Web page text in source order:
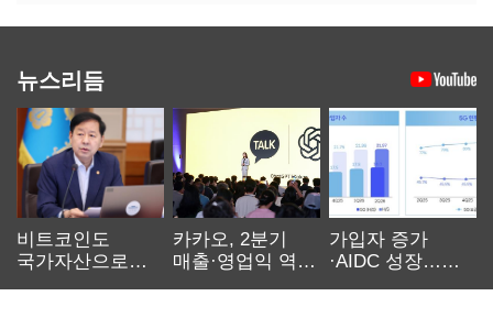
뉴스리듬
비트코인도
국가자산으로…'
카카오, 2분기
매출·영업익 역대
가입자 증가
·AIDC 성장…